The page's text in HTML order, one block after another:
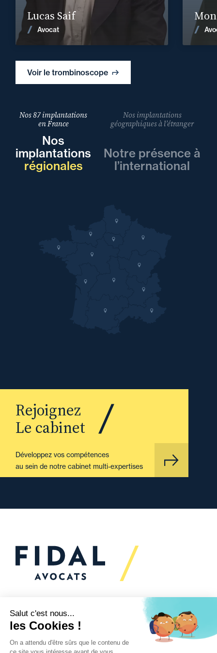
Voir le trombinoscope
Lucas Saif
Avocat Voir les actualités
Nos 87 implantations
en France
Nos
implantations
régionales
Nos implantations
géographiques à l’étranger
Notre présence à
l’international
Rejoignez
Le cabinet
Développez vos compétences
au sein de notre cabinet multi-expertises
Vous souhaitez échanger
avec nous ?
Nous sommes